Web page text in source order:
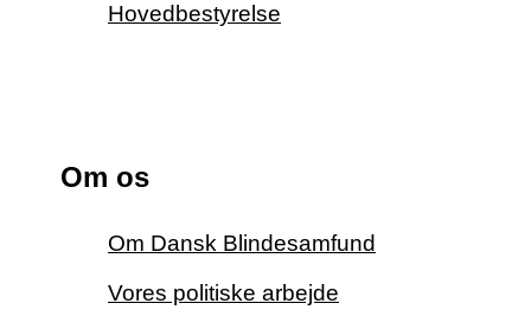
Hovedbestyrelse
Om os
Om Dansk Blindesamfund
Vores politiske arbejde